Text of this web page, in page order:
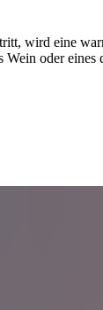
wird eine
oder